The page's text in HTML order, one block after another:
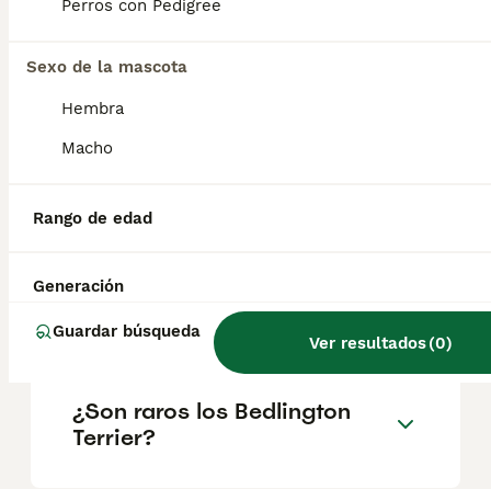
Perros con Pedigree
Sexo de la mascota
Hembra
Macho
Rango de edad
Generación
Guardar búsqueda
Ver resultados(0)
Informarse bien y comparar opciones antes
decisión.
buena mascota?
¿Qué es un Bedlington
Terrier?
¿Son raros los Bedlington
Terrier?